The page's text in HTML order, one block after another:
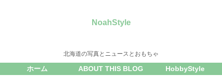
NoahStyle
北海道の写真とニュースとおもちゃ
ホーム ABOUT THIS BLOG HobbyStyle